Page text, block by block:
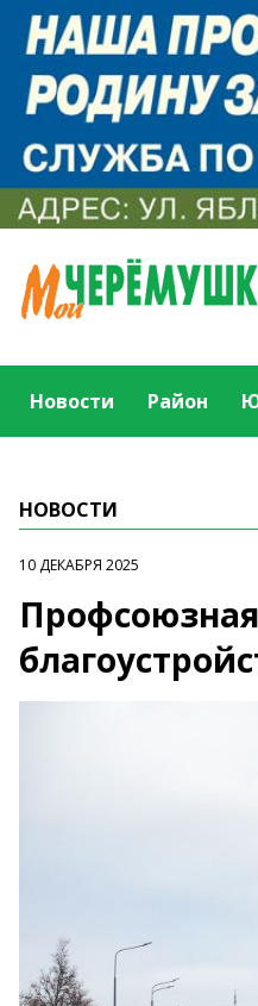
Новости Район
НОВОСТИ
10 ДЕКАБРЯ 2025